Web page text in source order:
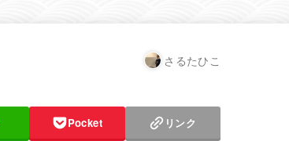
さるたひこ
Pocket リンク